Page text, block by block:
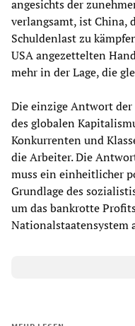
angesichts der
verlangsamt, ist China,
Schuldenlast zu
USA angezettelten
mehr in der Lage, die
Die einzige Antwort der
des globalen
Konkurrenten und
die Arbeiter. Die
muss ein einheitlicher
Grundlage des
um das bankrotte
Nationalstaatensystem